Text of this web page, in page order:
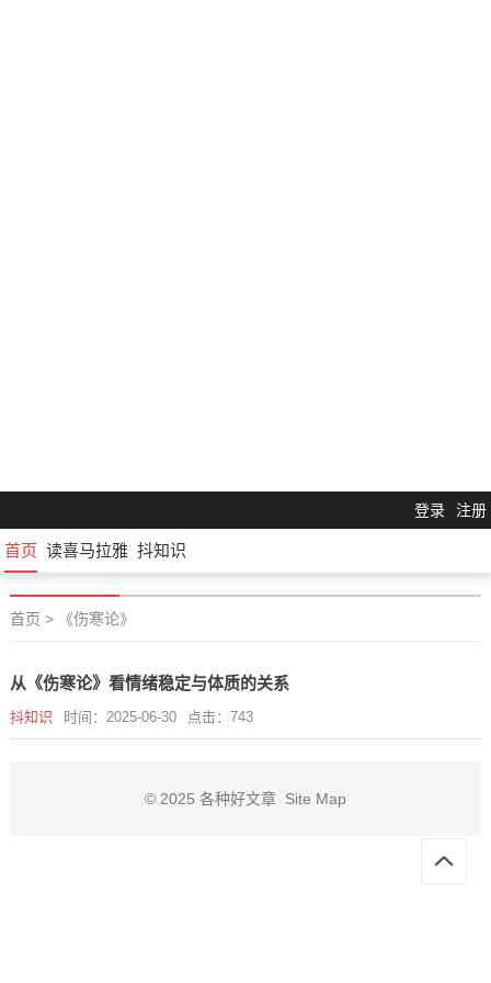
登录 注册
首页 读喜马拉雅 抖知识
首页 > 《伤寒论》
从《伤寒论》看情绪稳定与体质的关系
抖知识 时间：2025-06-30 点击：743
© 2025 各种好文章 Site Map